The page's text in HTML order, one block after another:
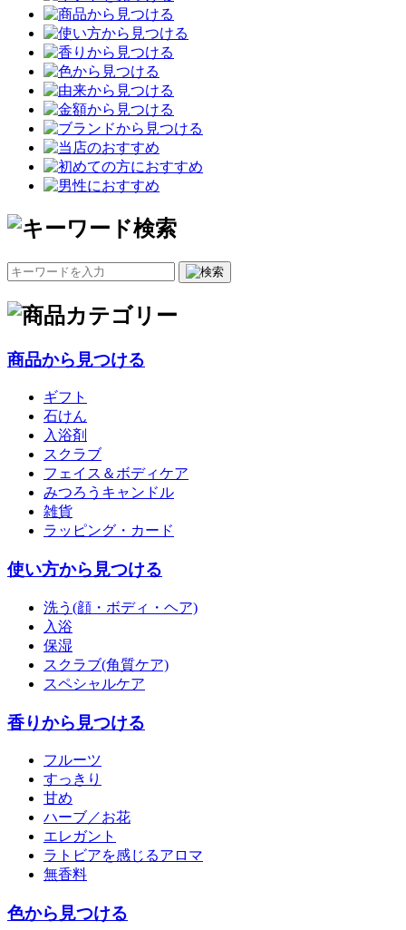
商品から見つける
ギフト
石けん
入浴剤
スクラブ
フェイス＆ボディケア
みつろうキャンドル
雑貨
ラッピング・カード
使い方から見つける
洗う(顔・ボディ・ヘア)
入浴
保湿
スクラブ(角質ケア)
スペシャルケア
香りから見つける
フルーツ
すっきり
甘め
ハーブ／お花
エレガント
ラトビアを感じるアロマ
無香料
色から見つける